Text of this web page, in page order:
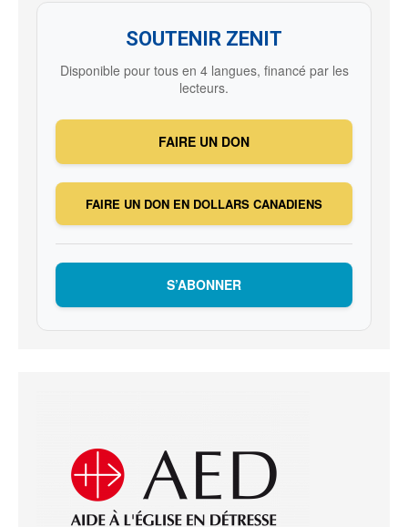
SOUTENIR ZENIT
Disponible pour tous en 4 langues, financé par les
lecteurs.
FAIRE UN DON
FAIRE UN DON EN DOLLARS CANADIENS
S’ABONNER